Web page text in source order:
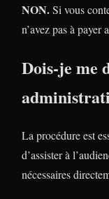
NON.Si vous
n’avez pas à
Dois-je me
La procédure est
d’assister à
nécessaires